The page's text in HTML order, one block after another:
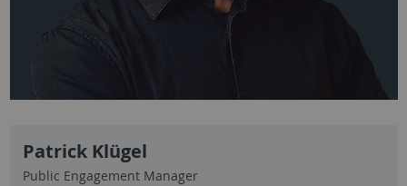
Patrick Klügel
Public Engagement Manager